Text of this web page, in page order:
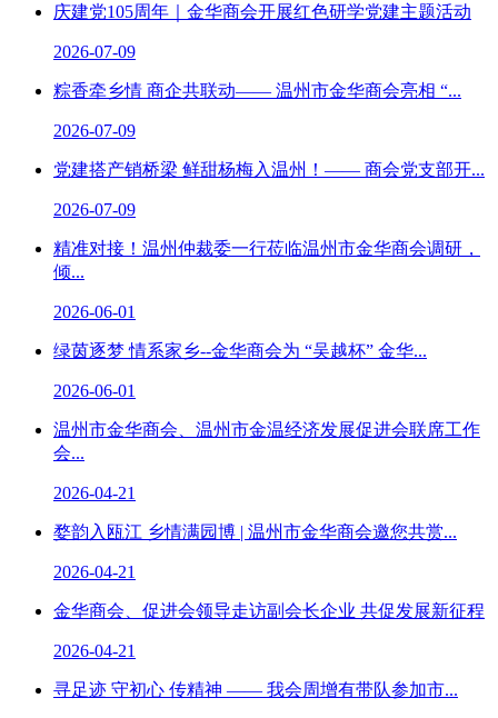
庆建党105周年｜金华商会开展红色研学党建主题活动
2026-07-09
粽香牵乡情 商企共联动—— 温州市金华商会亮相 “...
2026-07-09
党建搭产销桥梁 鲜甜杨梅入温州！—— 商会党支部开...
2026-07-09
精准对接！温州仲裁委一行莅临温州市金华商会调研，
倾...
2026-06-01
绿茵逐梦 情系家乡--金华商会为 “吴越杯” 金华...
2026-06-01
温州市金华商会、温州市金温经济发展促进会联席工作
会...
2026-04-21
婺韵入瓯江 乡情满园博 | 温州市金华商会邀您共赏...
2026-04-21
金华商会、促进会领导走访副会长企业 共促发展新征程
2026-04-21
寻足迹 守初心 传精神 —— 我会周增有带队参加市...